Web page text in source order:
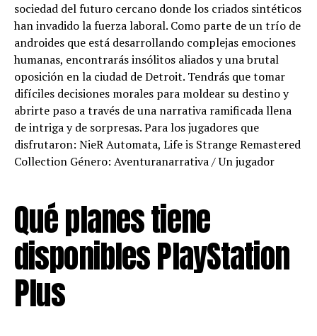
sociedad del futuro cercano donde los criados sintéticos
han invadido la fuerza laboral. Como parte de un trío de
androides que está desarrollando complejas emociones
humanas, encontrarás insólitos aliados y una brutal
oposición en la ciudad de Detroit. Tendrás que tomar
difíciles decisiones morales para moldear su destino y
abrirte paso a través de una narrativa ramificada llena
de intriga y de sorpresas. Para los jugadores que
disfrutaron: NieR Automata, Life is Strange Remastered
Collection Género: Aventuranarrativa / Un jugador
Qué planes tiene
disponibles PlayStation
Plus